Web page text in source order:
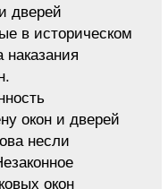
дверей
в историческом
окон и дверей
несли
окон